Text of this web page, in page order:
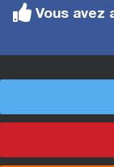
Vous avez